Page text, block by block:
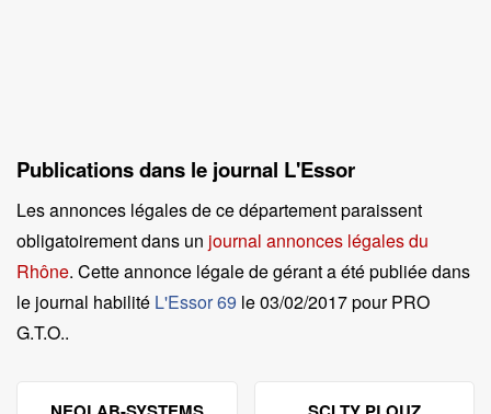
Publications dans le journal L'Essor
Les annonces légales de ce département paraissent
obligatoirement dans un journal annonces légales du
Rhône. Cette annonce légale de gérant a été publiée dans
le journal habilité L'Essor 69 le03/02/2017 pour PRO
G.T.O..